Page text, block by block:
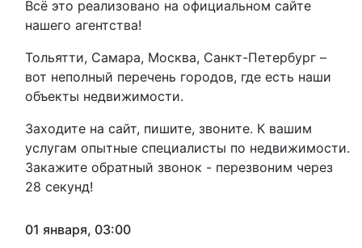
Всё это реализовано на официальном сайте
нашего агентства!
Тольятти, Самара, Москва, Санкт-Петербург –
вот неполный перечень городов, где есть наши
объекты недвижимости.
Заходите на сайт, пишите, звоните. К вашим
услугам опытные специалисты по недвижимости.
Закажите обратный звонок - перезвоним через
28 секунд!
01 января, 03:00